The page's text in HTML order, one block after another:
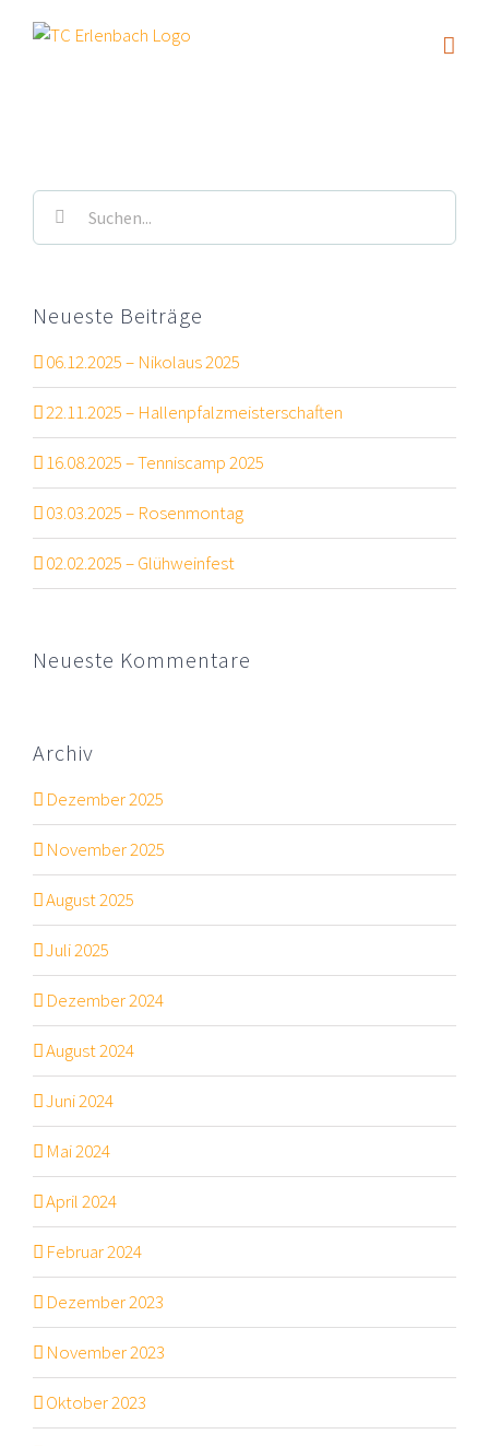
Inhalt
Suche
nach:
Neueste Beiträge
06.12.2025 – Nikolaus 2025
22.11.2025 – Hallenpfalzmeisterschaften
16.08.2025 – Tenniscamp 2025
03.03.2025 – Rosenmontag
02.02.2025 – Glühweinfest
Neueste Kommentare
Archiv
Dezember 2025
November 2025
August 2025
Juli 2025
Dezember 2024
August 2024
Juni 2024
Mai 2024
April 2024
Februar 2024
Dezember 2023
November 2023
Oktober 2023